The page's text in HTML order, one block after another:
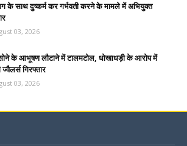
के साथ दुष्कर्म कर गर्भवती करने के मामले में अभियुक्त
03, 2026
के आभूषण लौटाने में टालमटोल, धोखाधड़ी के आरोप में
गिरफ्तार
03, 2026